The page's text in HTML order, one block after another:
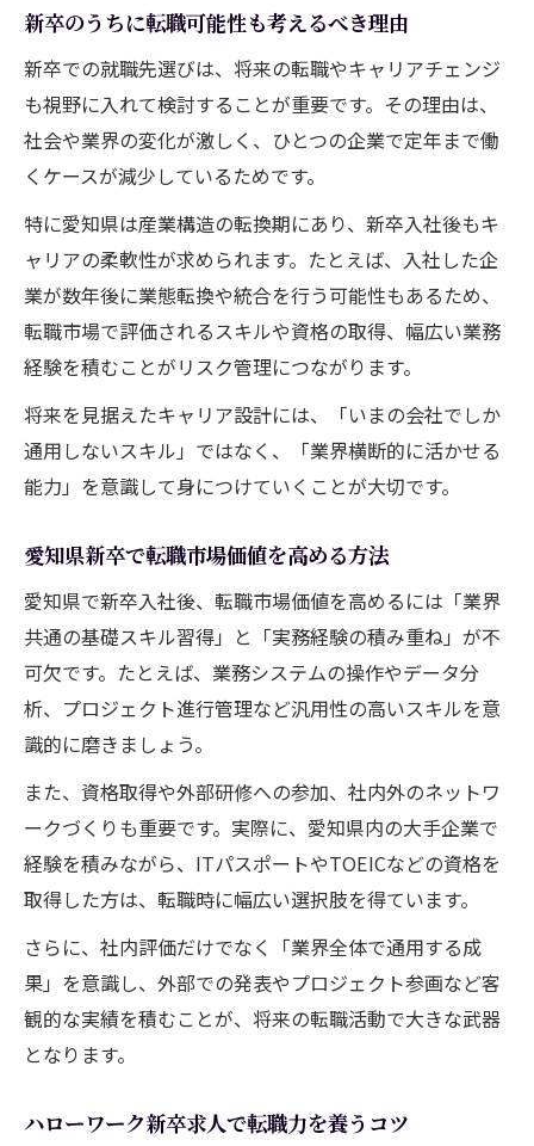
新卒のうちに転職可能性も考えるべき理由
新卒での就職先選びは、将来の転職やキャリアチェンジ
も視野に入れて検討することが重要です。その理由は、
社会や業界の変化が激しく、ひとつの企業で定年まで働
くケースが減少しているためです。
特に愛知県は産業構造の転換期にあり、新卒入社後もキ
ャリアの柔軟性が求められます。たとえば、入社した企
業が数年後に業態転換や統合を行う可能性もあるため、
転職市場で評価されるスキルや資格の取得、幅広い業務
経験を積むことがリスク管理につながります。
将来を見据えたキャリア設計には、「いまの会社でしか
通用しないスキル」ではなく、「業界横断的に活かせる
能力」を意識して身につけていくことが大切です。
愛知県新卒で転職市場価値を高める方法
愛知県で新卒入社後、転職市場価値を高めるには「業界
共通の基礎スキル習得」と「実務経験の積み重ね」が不
可欠です。たとえば、業務システムの操作やデータ分
析、プロジェクト進行管理など汎用性の高いスキルを意
識的に磨きましょう。
また、資格取得や外部研修への参加、社内外のネットワ
ークづくりも重要です。実際に、愛知県内の大手企業で
経験を積みながら、ITパスポートやTOEICなどの資格を
取得した方は、転職時に幅広い選択肢を得ています。
さらに、社内評価だけでなく「業界全体で通用する成
果」を意識し、外部での発表やプロジェクト参画など客
観的な実績を積むことが、将来の転職活動で大きな武器
となります。
ハローワーク新卒求人で転職力を養うコツ